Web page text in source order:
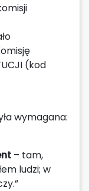
(kod
wymagana:
– tam,
ludzi; w